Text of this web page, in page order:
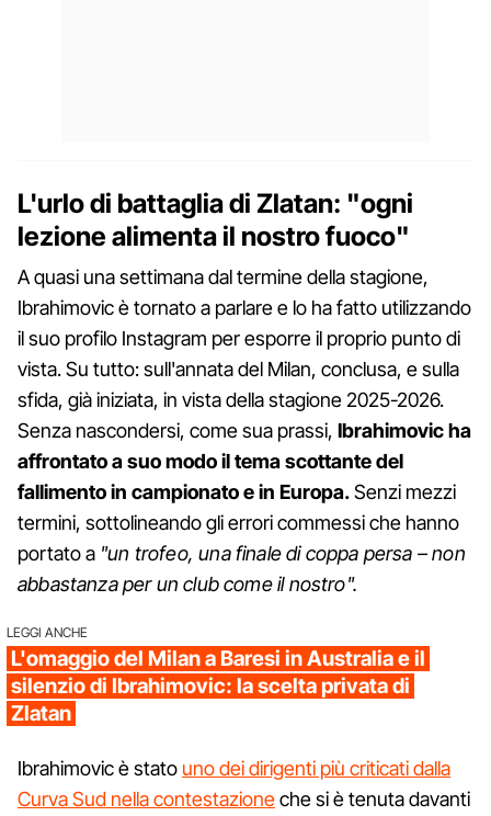
L'urlo di battaglia di Zlatan: "ogni
lezione alimenta il nostro fuoco"
A quasi una settimana dal termine della stagione,
Ibrahimovic è tornato a parlare e lo ha fatto utilizzando
il suo profilo Instagram per esporre il proprio punto di
vista. Su tutto: sull'annata del Milan, conclusa, e sulla
sfida, già iniziata, in vista della stagione 2025-2026.
Senza nascondersi, come sua prassi, Ibrahimovic ha
affrontato a suo modo il tema scottante del
fallimento in campionato e in Europa.Senzi mezzi
termini, sottolineando gli errori commessi che hanno
portato a "un trofeo, una finale di coppa persa – non
abbastanza per un club come il nostro".
LEGGI ANCHE
L'omaggio del Milan a Baresi in Australia e il
silenzio di Ibrahimovic: la scelta privata di
Zlatan
Ibrahimovic è stato uno dei dirigenti più criticati dalla
Curva Sud nella contestazioneche si è tenuta davanti